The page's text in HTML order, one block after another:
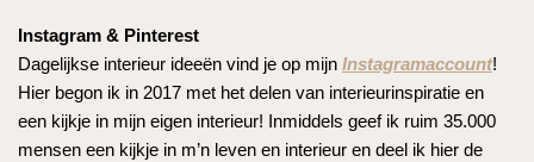
Instagram & Pinterest
Dagelijkse interieur ideeën vind je op mijn Instagramaccount!
Hier begon ik in 2017 met het delen van interieurinspiratie en
een kijkje in mijn eigen interieur! Inmiddels geef ik ruim 35.000
mensen een kijkje in m’n leven en interieur en deel ik hier de